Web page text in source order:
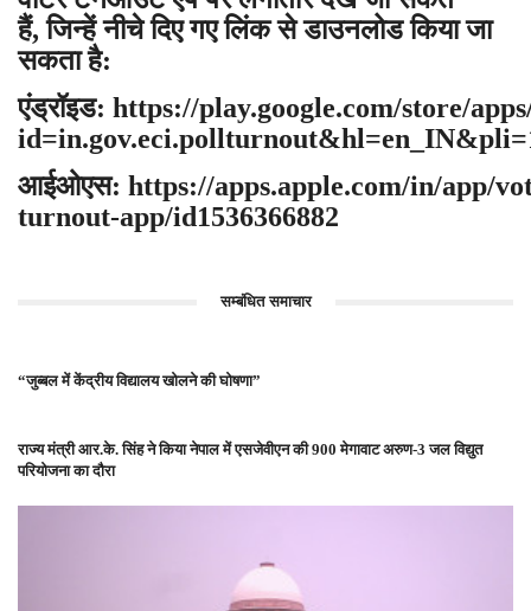
हैं, जिन्‍हें नीचे दिए गए लिंक से डाउनलोड किया जा
सकता है:
एंड्रॉइड: https://play.google.com/store/
आईओएस: https://apps.apple.com/in/app/
turnout-app/id1536366882
सम्बंधित समाचार
“जुब्बल में केंद्रीय विद्यालय खोलने की घोषणा”
राज्य मंत्री आर.के. सिंह ने किया नेपाल में एसजेवीएन की 900 मेगावाट अरुण-3 जल विद्युत
परियोजना का दौरा